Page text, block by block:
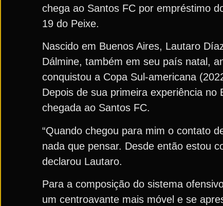
chega ao Santos FC por empréstimo
19 do Peixe.
Nascido em Buenos Aires, Lautaro
Dálmine, também em seu país natal,
conquistou a Copa Sul-americana
Depois de sua primeira experiência
chegada ao Santos FC.
“Quando chegou para mim o contato
nada que pensar. Desde então estou
declarou Lautaro.
Para a composição do sistema
um centroavante mais móvel e se